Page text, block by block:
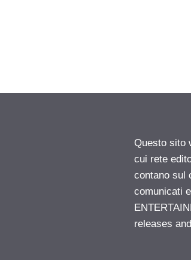
Questo sito
cui rete
contano sul
comunicati
releases